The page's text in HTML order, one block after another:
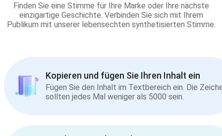
Finden Sie eine Stimme für Ihre Marke oder Ihre nächste
einzigartige Geschichte. Verbinden Sie sich mit Ihrem
Publikum mit unserer lebensechten synthetisierten Stimme.
Kopieren und fügen Sie Ihren Inhalt ein
Fügen Sie den Inhalt im Textbereich ein. Die
sollten jedes Mal weniger als 5000 sein.